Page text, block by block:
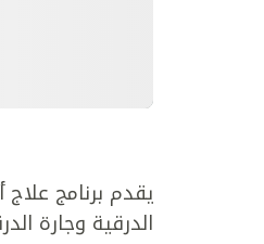
يقدم برنامج
الدرقية وجارة